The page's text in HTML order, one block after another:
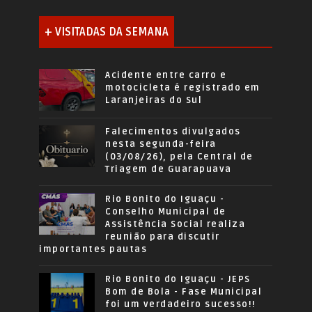
+ VISITADAS DA SEMANA
Acidente entre carro e
motocicleta é registrado em
Laranjeiras do Sul
Falecimentos divulgados
nesta segunda-feira
(03/08/26), pela Central de
Triagem de Guarapuava
Rio Bonito do Iguaçu -
Conselho Municipal de
Assistência Social realiza
reunião para discutir
importantes pautas
Rio Bonito do Iguaçu - JEPS
Bom de Bola - Fase Municipal
foi um verdadeiro sucesso!!